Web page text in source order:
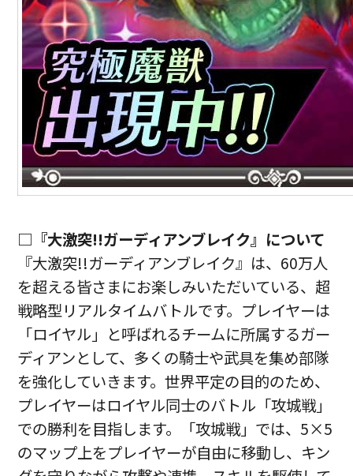
□『大激突!!ガーディアンブレイク』について
『大激突!!ガーディアンブレイク』は、60万人
を超える皆さまにお楽しみいただいている、超
戦略型リアルタイムバトルです。プレイヤーは
「ロイヤル」と呼ばれるチームに所属するガー
ディアンとして、多くの騎士や武具を集め部隊
を強化していきます。世界平定の目的のため、
プレイヤーはロイヤル同士のバトル「攻城戦」
での勝利を目指します。「攻城戦」では、5×5
のマップ上をプレイヤーが自由に移動し、キン